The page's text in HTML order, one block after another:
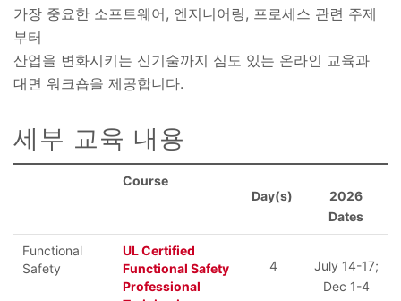
가장 중요한 소프트웨어, 엔지니어링, 프로세스 관련 주제
부터
산업을 변화시키는 신기술까지 심도 있는 온라인 교육과
대면 워크숍을 제공합니다.
세부 교육 내용
Course
Day(s)
2026
Dates
Functional
Safety
UL Certified
Functional Safety
Professional
4
July 14-17;
Dec 1-4